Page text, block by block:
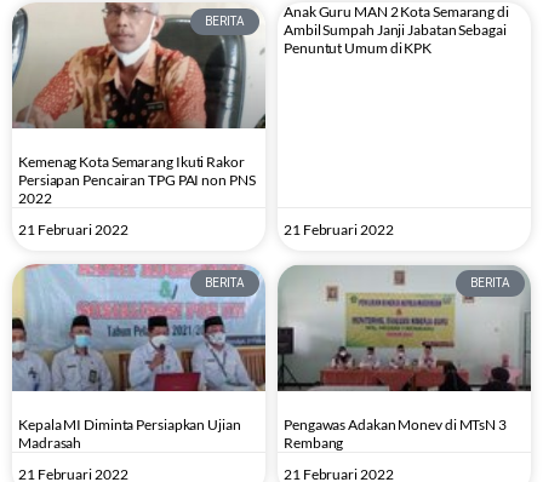
BERITA
Kemenag Kota Semarang Ikuti Rakor
Persiapan Pencairan TPG PAI non PNS
2022
21 Februari 2022
Anak Guru MAN 2 Kota Semarang di
Ambil Sumpah Janji Jabatan Sebagai
Penuntut Umum di KPK
21 Februari 2022
BERITA
Kepala MI Diminta Persiapkan Ujian
Madrasah
21 Februari 2022
BERITA
Pengawas Adakan Monev di MTsN 3
Rembang
21 Februari 2022